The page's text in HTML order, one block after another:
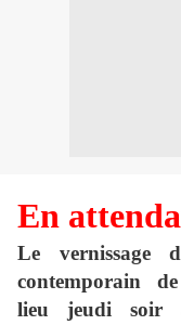
En
Le vernissage
contemporain
lieu jeudi soir